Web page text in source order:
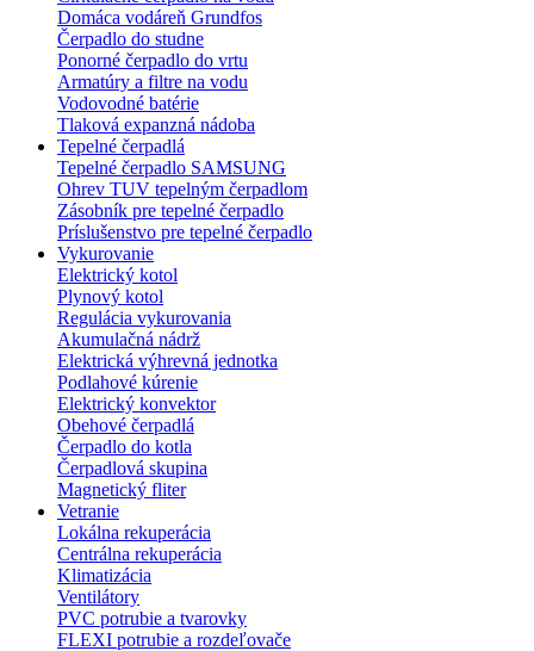
Domáca vodáreň Grundfos
Čerpadlo do studne
Ponorné čerpadlo do vrtu
Armatúry a filtre na vodu
Vodovodné batérie
Tlaková expanzná nádoba
Tepelné čerpadlá
Tepelné čerpadlo SAMSUNG
Ohrev TUV tepelným čerpadlom
Zásobník pre tepelné čerpadlo
Príslušenstvo pre tepelné čerpadlo
Vykurovanie
Elektrický kotol
Plynový kotol
Regulácia vykurovania
Akumulačná nádrž
Elektrická výhrevná jednotka
Podlahové kúrenie
Elektrický konvektor
Obehové čerpadlá
Čerpadlo do kotla
Čerpadlová skupina
Magnetický fliter
Vetranie
Lokálna rekuperácia
Centrálna rekuperácia
Klimatizácia
Ventilátory
PVC potrubie a tvarovky
FLEXI potrubie a rozdeľovače